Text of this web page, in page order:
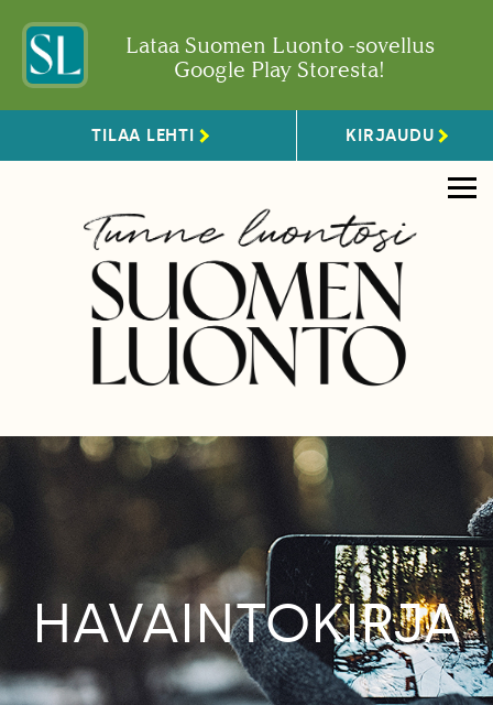
Lataa Suomen Luonto -sovellus
Google Play Storesta!
TILAA LEHTI KIRJAUDU
HAVAINTOKIRJA